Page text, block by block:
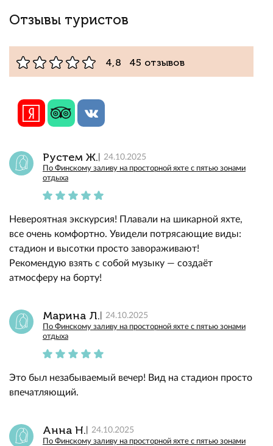
Отзывы туристов
4,8 45 отзывов
Рустем Ж. 24.10.2025
По Финскому заливу на просторной яхте с пятью зонами
отдыха
Невероятная экскурсия! Плавали на шикарной яхте,
все очень комфортно. Увидели потрясающие виды:
стадион и высотки просто завораживают!
Рекомендую взять с собой музыку — создаёт
атмосферу на борту!
Марина Л. 24.10.2025
По Финскому заливу на просторной яхте с пятью зонами
отдыха
Это был незабываемый вечер! Вид на стадион просто
впечатляющий.
Анна Н. 24.10.2025
По Финскому заливу на просторной яхте с пятью зонами